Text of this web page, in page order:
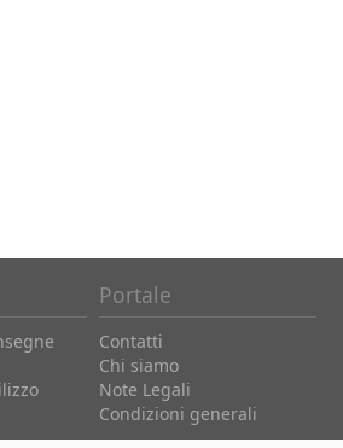
Portale
Contatti
Chi siamo
Note Legali
Condizioni generali